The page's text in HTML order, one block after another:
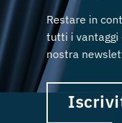
Restare in
tutti i vantaggi
nostra